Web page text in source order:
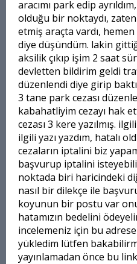
aracımı park edip
olduğu bir noktaydı,
etmiş araçta vardı,
diye düşündüm. lakin
aksilik çıkıp işim 2 saat
devletten bildirim geldi
düzenlendi diye girip
3 tane park cezası
kabahatliyim cezayı hak
cezası 3 kere yazılmış.
ilgili yazı yazdım, hatalı
cezaların iptalini biz
başvurup iptalini
noktada biri haricindeki
nasıl bir dilekçe ile
koyunun bir postu var
hatamızın bedelini
incelemeniz için bu
yükledim lütfen
yayınlamadan önce bu